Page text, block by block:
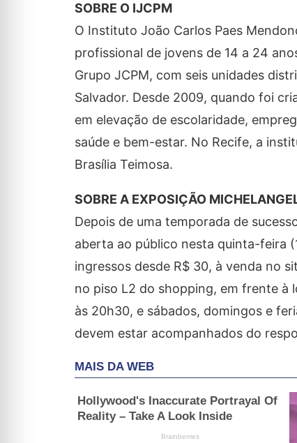
SOBRE O IJCPM
O Instituto João Carlos Paes
profissional de jovens de 14 a 24
Grupo JCPM, com seis unidades
Salvador. Desde 2009, quando foi
em elevação de escolaridade,
saúde e bem-estar. No Recife, a
Brasília Teimosa.
SOBRE A EXPOSIÇÃO
Depois de uma temporada de
aberta ao público nesta quinta-feira
ingressos desde R$ 30, à venda no
no piso L2 do shopping, em frente à
às 20h30, e sábados, domingos e
devem estar acompanhados do